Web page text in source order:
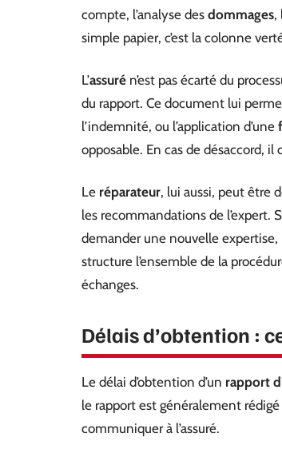
compte, l’analyse des dommages,
simple papier, c’est la colonne
L’assuré n’est pas écarté du
du rapport. Ce document lui
l’indemnité, ou l’application d’une
opposable. En cas de désaccord,
Le réparateur, lui aussi, peut être
les recommandations de l’expert.
demander une nouvelle
structure l’ensemble de la
échanges.
Délais d’obtention :
Le délai d’obtention d’un rapport
le rapport est généralement
communiquer à l’assuré.